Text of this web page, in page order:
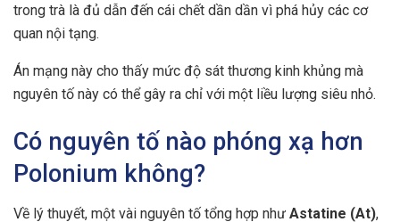
trong trà là đủ dẫn đến cái chết dần dần vì phá hủy các cơ
quan nội tạng.
Án mạng này cho thấy mức độ sát thương kinh khủng mà
nguyên tố này có thể gây ra chỉ với một liều lượng siêu nhỏ.
Có nguyên tố nào phóng xạ hơn
Polonium không?
Về lý thuyết, một vài nguyên tố tổng hợp như Astatine (At),